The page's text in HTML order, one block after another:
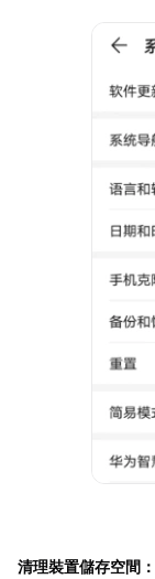
清理裝置儲存空間：